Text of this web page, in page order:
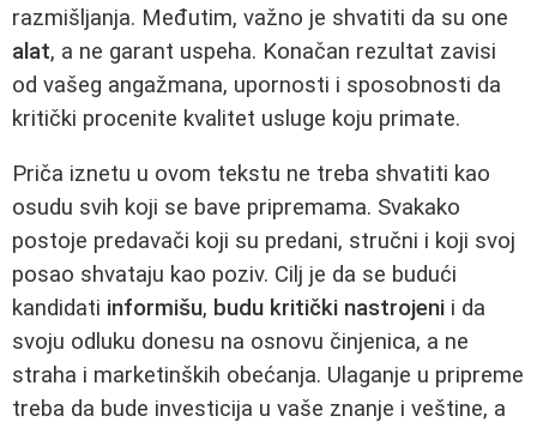
razmišljanja. Međutim, važno je shvatiti da su one
alat, a ne garant uspeha. Konačan rezultat zavisi
od vašeg angažmana, upornosti i sposobnosti da
kritički procenite kvalitet usluge koju primate.
Priča iznetu u ovom tekstu ne treba shvatiti kao
osudu svih koji se bave pripremama. Svakako
postoje predavači koji su predani, stručni i koji svoj
posao shvataju kao poziv. Cilj je da se budući
kandidati informišu, budu kritički nastrojeni i da
svoju odluku donesu na osnovu činjenica, a ne
straha i marketinških obećanja. Ulaganje u pripreme
treba da bude investicija u vaše znanje i veštine, a